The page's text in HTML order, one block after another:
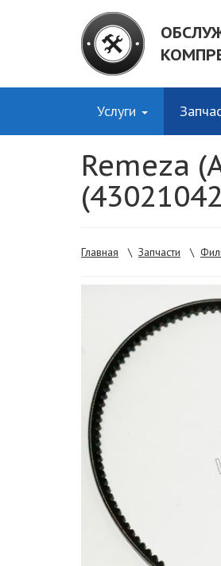
Услуги
Remeza
Главная \ Запчасти \